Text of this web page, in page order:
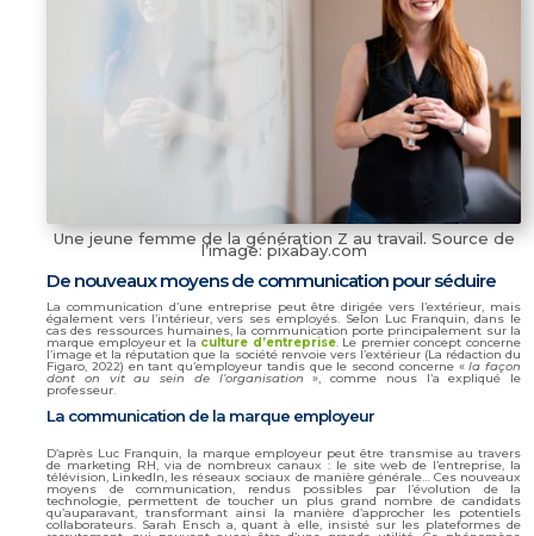
Une jeune femme de la génération Z au travail. Source de
l’image: pixabay.com
De nouveaux moyens de communication pour séduire
La communication d’une entreprise peut être dirigée vers l’extérieur, mais
également vers l’intérieur, vers ses employés. Selon Luc Franquin, dans le
cas des ressources humaines, la communication porte principalement sur la
marque employeur et la culture d’entreprise. Le premier concept concerne
l’image et la réputation que la société renvoie vers l’extérieur (La rédaction du
Figaro, 2022) en tant qu’employeur tandis que le second concerne «la façon
dont on vit au sein de l’organisation », comme nous l’a expliqué le
professeur.
La communication de la marque employeur
D’après Luc Franquin, la marque employeur peut être transmise au travers
de marketing RH, via de nombreux canaux : le site web de l’entreprise, la
télévision, LinkedIn, les réseaux sociaux de manière générale… Ces nouveaux
moyens de communication, rendus possibles par l’évolution de la
technologie, permettent de toucher un plus grand nombre de candidats
qu’auparavant, transformant ainsi la manière d’approcher les potentiels
collaborateurs. Sarah Ensch a, quant à elle, insisté sur les plateformes de